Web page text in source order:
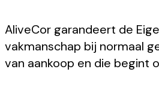
AliveCor garandeert de
vakmanschap bij normaal
van aankoop en die begint